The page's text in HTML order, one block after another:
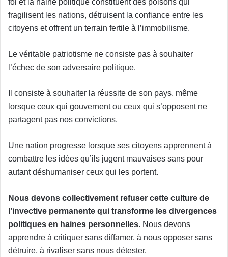
fragilisent les nations, détruisent la confiance entre les
citoyens et offrent un terrain fertile à l’immobilisme.
Le véritable patriotisme ne consiste pas à souhaiter
l’échec de son adversaire politique.
Il consiste à souhaiter la réussite de son pays, même
lorsque ceux qui gouvernent ou ceux qui s’opposent ne
partagent pas nos convictions.
Une nation progresse lorsque ses citoyens apprennent à
combattre les idées qu’ils jugent mauvaises sans pour
autant déshumaniser ceux qui les portent.
Nous devons collectivement refuser cette culture de
l’invective permanente qui transforme les divergences
politiques en haines personnelles. Nous devons
apprendre à critiquer sans diffamer, à nous opposer sans
détruire, à rivaliser sans nous détester.